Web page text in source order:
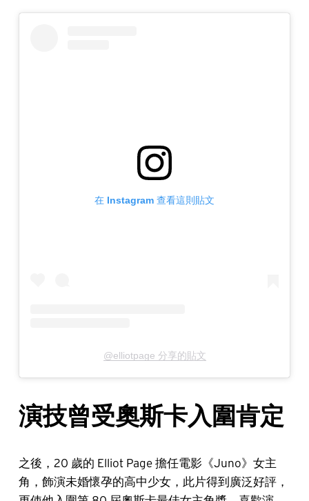
在 Instagram 查看這則貼文
@elliotpage 分享的貼文
演技曾受奧斯卡入圍肯定
之後，20 歲的 Elliot Page 擔任電影《Juno》女主
角，飾演未婚懷孕的高中少女，此片得到廣泛好評，